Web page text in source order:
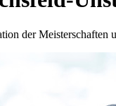
der Meisterschaften